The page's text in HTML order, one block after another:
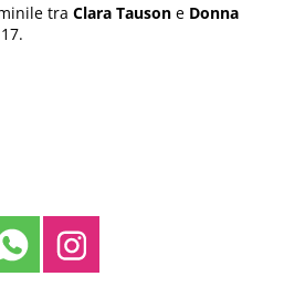
traClara Tauson e Donna